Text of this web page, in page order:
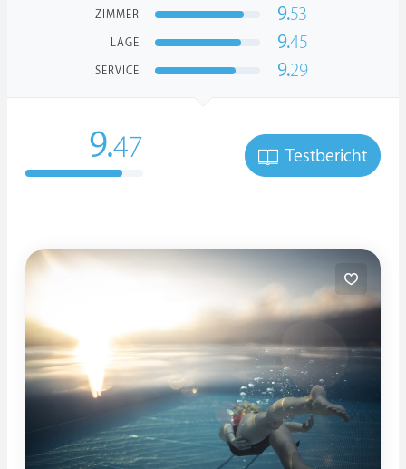
ZIMMER 9.53
LAGE 9.45
SERVICE 9.29
9.47 Testbericht